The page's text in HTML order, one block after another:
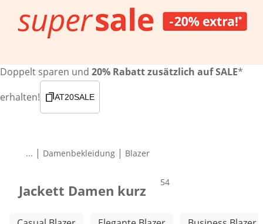
Doppelt sparen und 20% Rabatt zusätzlich auf SALE*
erhalten!
AT20SALE
... | Damenbekleidung | Blazer
Jackett Damen kurz Produkte
54
Weitere Kategorien überspringen